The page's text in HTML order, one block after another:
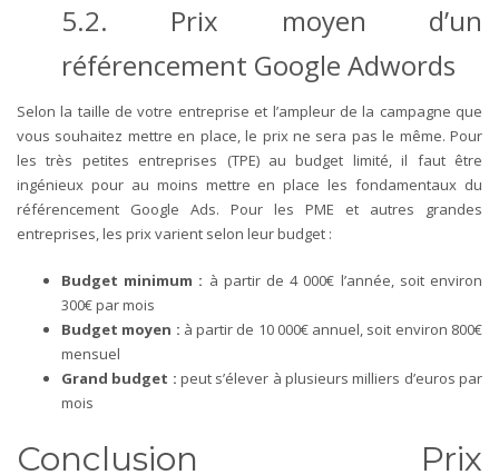
5.2. Prix moyen d’un
référencement Google Adwords
Selon la taille de votre entreprise et l’ampleur de la campagne que
vous souhaitez mettre en place, le prix ne sera pas le même. Pour
les très petites entreprises (TPE) au budget limité, il faut être
ingénieux pour au moins mettre en place les fondamentaux du
référencement Google Ads. Pour les PME et autres grandes
entreprises, les prix varient selon leur budget :
Budget minimum : à partir de 4 000€ l’année, soit environ
300€ par mois
Budget moyen : à partir de 10 000€ annuel, soit environ 800€
mensuel
Grand budget : peut s’élever à plusieurs milliers d’euros par
mois
Conclusion Prix